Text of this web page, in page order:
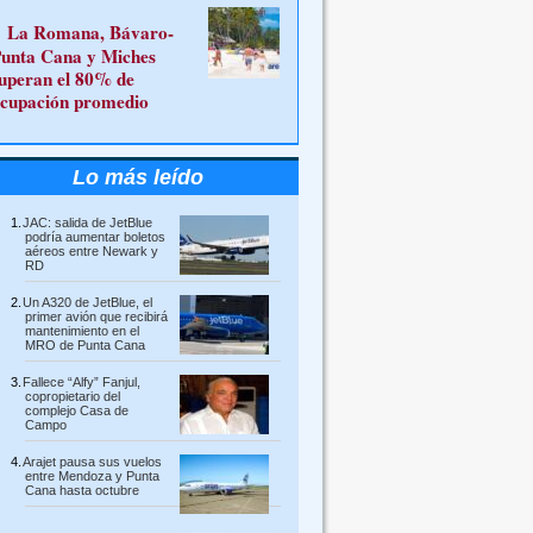
La Romana, Bávaro-
Cana y Miches
el 80% de
promedio
Lo más leído
JAC: salida de JetBlue
podría aumentar boletos
aéreos entre Newark y
RD
Un A320 de JetBlue, el
primer avión que recibirá
mantenimiento en el
MRO de Punta Cana
Fallece “Alfy” Fanjul,
copropietario del
complejo Casa de
Campo
Arajet pausa sus vuelos
entre Mendoza y Punta
Cana hasta octubre